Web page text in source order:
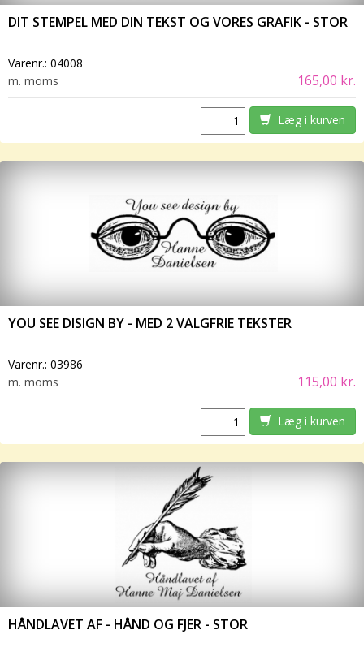
DIT STEMPEL MED DIN TEKST OG VORES GRAFIK - STOR
Varenr.: 04008
m. moms
165,00 kr.
Læg i kurven
YOU SEE DISIGN BY - MED 2 VALGFRIE TEKSTER
Varenr.: 03986
m. moms
115,00 kr.
Læg i kurven
HÅNDLAVET AF - HÅND OG FJER - STOR